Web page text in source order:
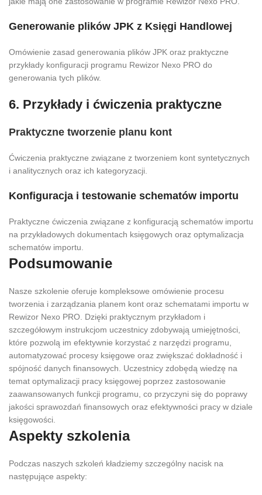
Generowanie plików JPK z Księgi Handlowej
Omówienie zasad generowania plików JPK oraz praktyczne
przykłady konfiguracji programu Rewizor Nexo PRO do
generowania tych plików.
6. Przykłady i ćwiczenia praktyczne
Praktyczne tworzenie planu kont
Ćwiczenia praktyczne związane z tworzeniem kont syntetycznych
i analitycznych oraz ich kategoryzacji.
Konfiguracja i testowanie schematów importu
Praktyczne ćwiczenia związane z konfiguracją schematów importu
na przykładowych dokumentach księgowych oraz optymalizacja
schematów importu.
Podsumowanie
Nasze szkolenie oferuje kompleksowe omówienie procesu
tworzenia i zarządzania planem kont oraz schematami importu w
Rewizor Nexo PRO. Dzięki praktycznym przykładom i
szczegółowym instrukcjom uczestnicy zdobywają umiejętności,
które pozwolą im efektywnie korzystać z narzędzi programu,
automatyzować procesy księgowe oraz zwiększać dokładność i
spójność danych finansowych. Uczestnicy zdobędą wiedzę na
temat optymalizacji pracy księgowej poprzez zastosowanie
zaawansowanych funkcji programu, co przyczyni się do poprawy
jakości sprawozdań finansowych oraz efektywności pracy w dziale
księgowości.
Aspekty szkolenia
Podczas naszych szkoleń kładziemy szczególny nacisk na
następujące aspekty: